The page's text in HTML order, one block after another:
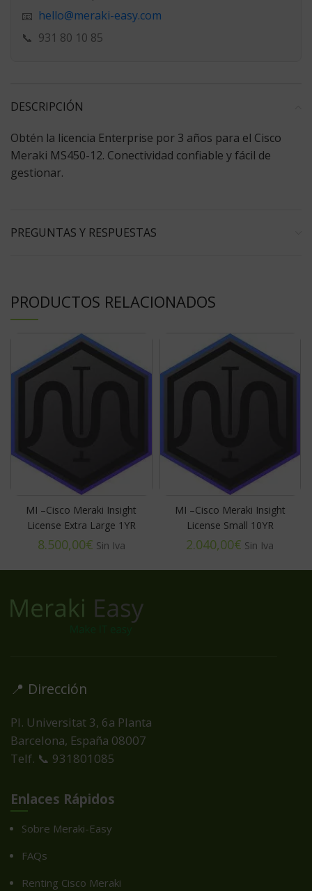
📧 hello@meraki-easy.com
📞 931 80 10 85
DESCRIPCIÓN
Obtén la licencia Enterprise por 3 años para el Cisco
Meraki MS450-12. Conectividad confiable y fácil de
gestionar.
PREGUNTAS Y RESPUESTAS
PRODUCTOS RELACIONADOS
MI –Cisco Meraki Insight
License Extra Large 1YR
€
MI –Cisco Meraki Insight
License Small 10YR
€
📍 Dirección
Pl. Universitat 3, 6a Planta
Barcelona, España 08007
Telf. 📞 931801085
Enlaces Rápidos
Sobre Meraki-Easy
FAQs
Renting Cisco Meraki